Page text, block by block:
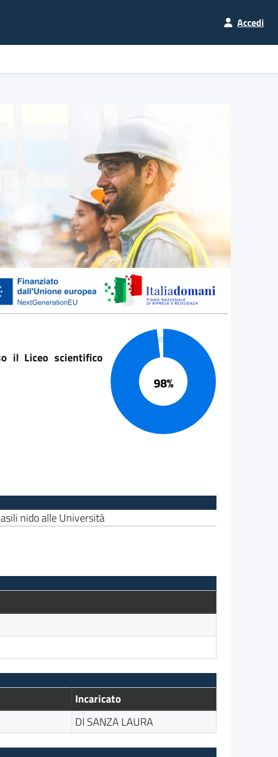
Accedi
il Liceo scientifico
Progresso 98%
nido alle Università
Incaricato
DI SANZA LAURA